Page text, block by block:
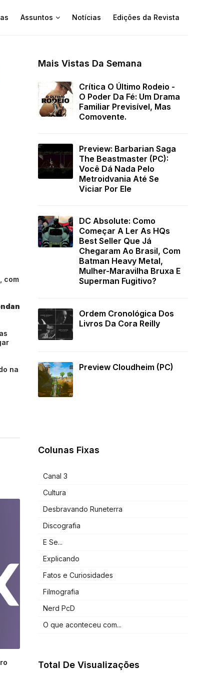
Assuntos Notícias Edições da Revista
com
na
Mais Vistas Da Semana
Crítica O Último Rodeio -
O Poder Da Fé: Um Drama
Familiar Previsível, Mas
Comovente.
Preview: Barbarian Saga
The Beastmaster (PC):
Você Dá Nada Pelo
Metroidvania Até Se
Viciar Por Ele
DC Absolute: Como
Começar A Ler As HQs
Best Seller Que Já
Chegaram Ao Brasil, Com
Batman Heavy Metal,
Mulher-Maravilha Bruxa E
Superman Fugitivo?
Ordem Cronológica Dos
Livros Da Cora Reilly
Preview Cloudheim (PC)
Colunas Fixas
Canal 3
Cultura
Desbravando Runeterra
Discografia
E Se...
Explicando
Fatos e Curiosidades
Filmografia
Nerd PcD
O que aconteceu com...
Total De Visualizações